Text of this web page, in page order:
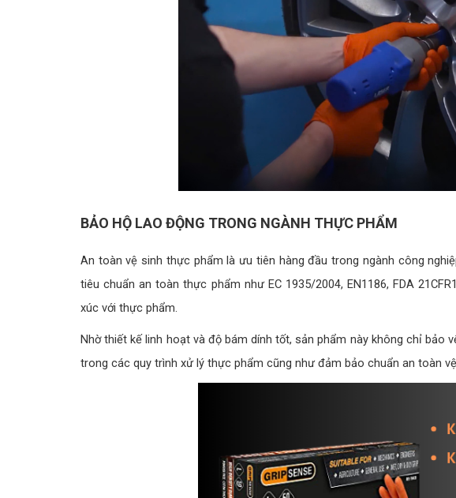
BẢO HỘ LAO ĐỘNG TRONG NGÀNH THỰC PHẨM
An toàn vệ sinh thực phẩm là ưu tiên hàng đầu trong ngành công
tiêu chuẩn an toàn thực phẩm như EC 1935/2004, EN1186, FDA
xúc với thực phẩm.
Nhờ thiết kế linh hoạt và độ bám dính tốt, sản phẩm này không chỉ bảo
trong các quy trình xử lý thực phẩm cũng như đảm bảo chuẩn an toàn